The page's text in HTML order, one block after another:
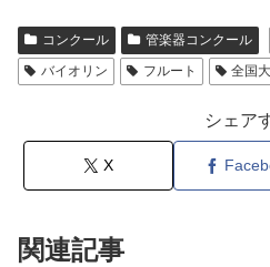
コンクール 管楽器コンクール
バイオリン
フルート 全国
シェア
X
関連記事